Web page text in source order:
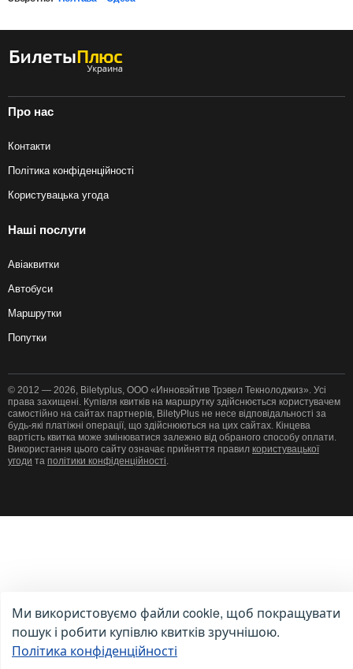
Про нас
Контакти
Політика конфіденційності
Користувацька угода
Наші послуги
Авіаквитки
Автобуси
Маршрутки
Попутки
© 2012 — 2026, Biletyplus, ООО «Инновэйтив Трэвел Текнолоджиз». Усі
права захищені. Купівля квитків на маршрутку здійснюється користувачем
самостійно на сайтах партнерів, BiletyPlus не несе відповідальності за
будь-які платіжні операції, що здійснюються на цих сайтах. Кінцева
вартість квитка може змінюватися залежно від обраного способу оплати.
Використання цього сайту означає прийняття правил користувацької
угоди та політики конфіденційності.
Ми використовуємо файли cookie, щоб покращувати
пошук і робити купівлю квитків зручнішою.
Політика конфіденційності